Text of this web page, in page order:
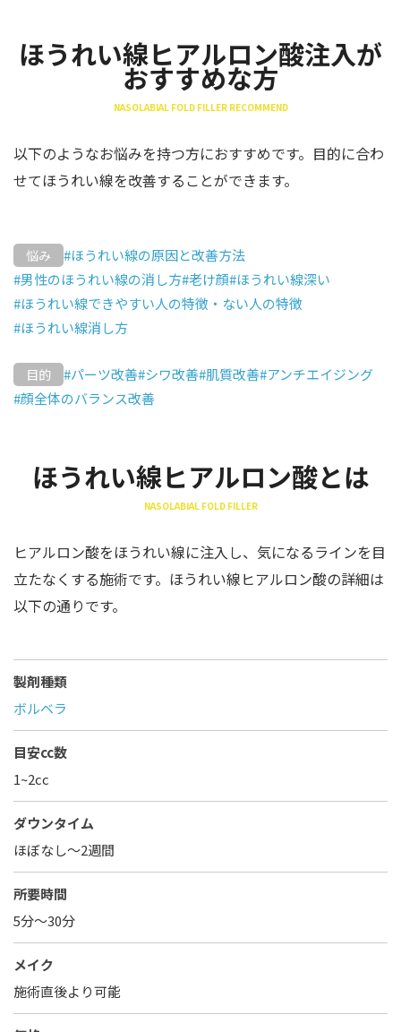
ほうれい線ヒアルロン酸注入が
おすすめな方
NASOLABIAL FOLD FILLER RECOMMEND
以下のようなお悩みを持つ方におすすめです。目的に合わ
せてほうれい線を改善することができます。
悩み
#ほうれい線の原因と改善方法
#男性のほうれい線の消し方#老け顔#ほうれい線深い
#ほうれい線できやすい人の特徴・ない人の特徴
#ほうれい線消し方
目的 #パーツ改善#シワ改善#肌質改善#アンチエイジング
#顔全体のバランス改善
ほうれい線ヒアルロン酸とは
NASOLABIAL FOLD FILLER
ヒアルロン酸をほうれい線に注入し、気になるラインを目
立たなくする施術です。ほうれい線ヒアルロン酸の詳細は
以下の通りです。
製剤種類
ボルベラ
目安cc数
1~2cc
ダウンタイム
ほぼなし〜2週間
所要時間
5分～30分
メイク
施術直後より可能